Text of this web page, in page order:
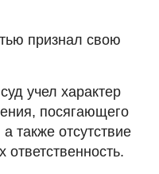
признал свою
учел характер
посягающего
также отсутствие